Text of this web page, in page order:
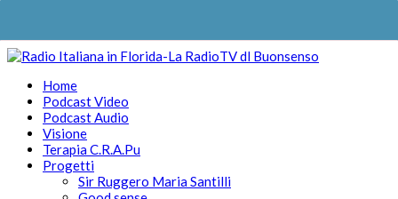
Home
Podcast Video
Podcast Audio
Visione
Terapia C.R.A.Pu
Progetti
Sir Ruggero Maria Santilli